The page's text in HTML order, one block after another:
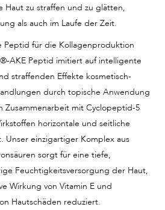
Haut zu straffen und zu glätten,
als auch im Laufe der Zeit.
Peptid für die Kollagenproduktion
AKE Peptid imitiert auf intelligente
straffenden Effekte kosmetisch-
durch topische Anwendung
Zusammenarbeit mit Cyclopeptid-5
horizontale und seitliche
Unser einzigartiger Komplex aus
sorgt für eine tiefe,
Feuchtigkeitsversorgung der Haut,
Wirkung von Vitamin E und
Hautschäden reduziert.